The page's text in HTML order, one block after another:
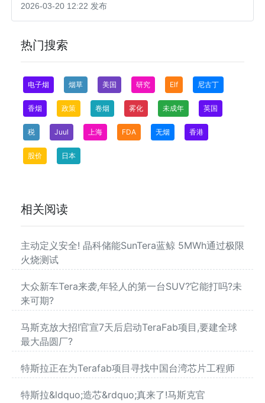
2026-03-20 12:22 发布
热门搜索
电子烟 烟草 美国 研究 Elf 尼古丁
香烟 政策 卷烟 雾化 未成年 英国
税 Juul 上海 FDA 无烟 香港
股价 日本
相关阅读
主动定义安全! 晶科储能SunTera蓝鲸 5MWh通过极限
火烧测试
大众新车Tera来袭,年轻人的第一台SUV?它能打吗?未
来可期?
马斯克放大招!官宣7天后启动TeraFab项目,要建全球
最大晶圆厂?
特斯拉正在为Terafab项目寻找中国台湾芯片工程师
特斯拉&ldquo;造芯&rdquo;真来了!马斯克官